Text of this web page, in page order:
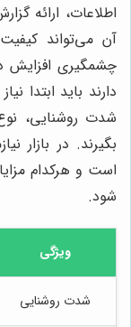
اطلاعات، ارائه
آن می‌تواند
چشمگیری افزایش
دارند باید ابتدا
شدت روشنایی،
بگیرند. در بازار
است و هرکدام
شود.
ویژگی
شدت روشنایی